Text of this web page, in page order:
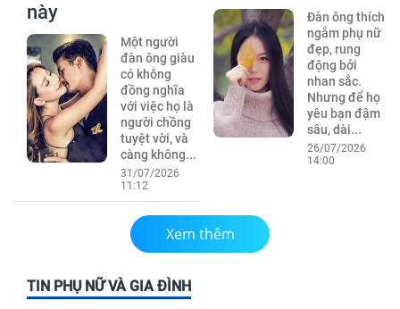
này
Một người
đàn ông giàu
có không
đồng nghĩa
với việc họ là
người chồng
tuyệt vời, và
càng không...
31/07/2026
11:12
Đàn ông thích
ngắm phụ nữ
đẹp, rung
động bởi
nhan sắc.
Nhưng để họ
yêu bạn đậm
sâu, dài...
26/07/2026
14:00
Xem thêm
TIN PHỤ NỮ VÀ GIA ĐÌNH